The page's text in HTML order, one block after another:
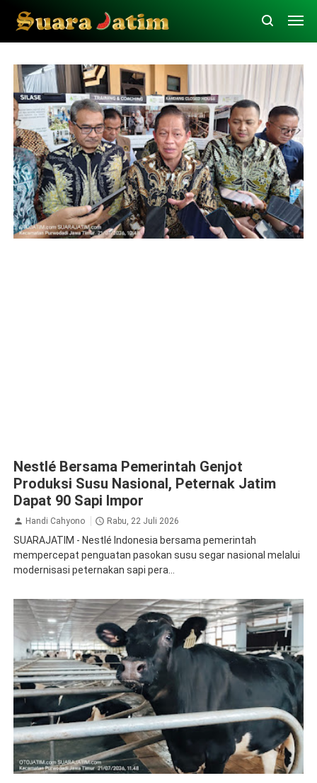
Nestlé Bersama Pemerintah Genjot
Produksi Susu Nasional, Peternak Jatim
Dapat 90 Sapi Impor
Handi Cahyono Rabu, 22 Juli 2026
SUARAJATIM - Nestlé Indonesia bersama pemerintah
mempercepat penguatan pasokan susu segar nasional melalui
modernisasi peternakan sapi pera...